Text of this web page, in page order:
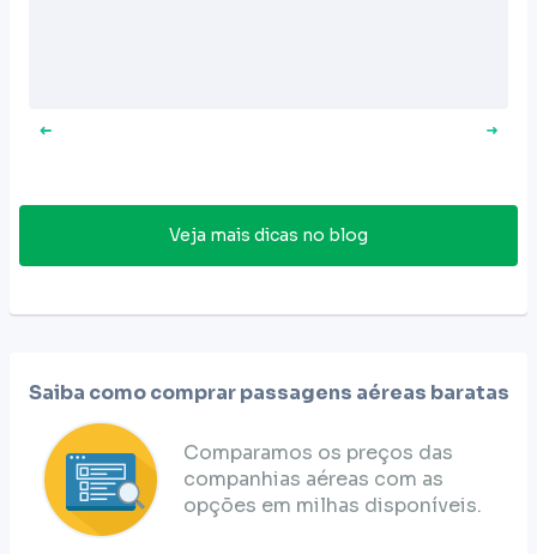
Veja mais dicas no blog
Saiba como comprar passagens aéreas baratas
Comparamos os preços das
companhias aéreas com as
opções em milhas disponíveis.